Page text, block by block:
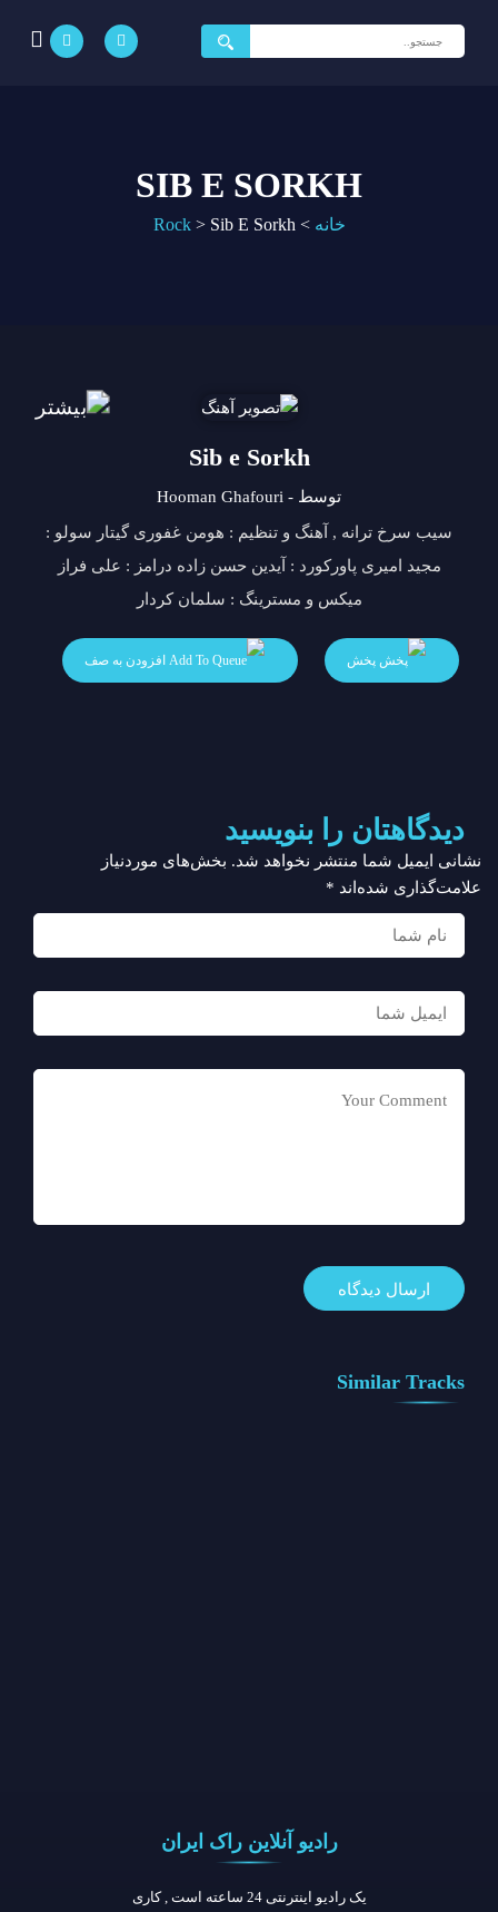
جستجو
برای:
SIB E SORKH
خانه >
Rock > Sib E Sorkh
Sib e Sorkh
توسط - Hooman Ghafouri
سیب سرخ ترانه , آهنگ و تنظیم : هومن غفوری گیتار سولو :
مجید امیری پاورکورد : آیدین حسن زاده درامز : علی فراز
میکس و مسترینگ : سلمان کردار
پخش افزودن به صف
دیدگاهتان را بنویسید
نشانی ایمیل شما منتشر نخواهد شد. بخش‌های موردنیاز
علامت‌گذاری شده‌اند *
Similar Tracks
رادیو آنلاین راک ایران
یک رادیو اینترنتی 24 ساعته است , کاری